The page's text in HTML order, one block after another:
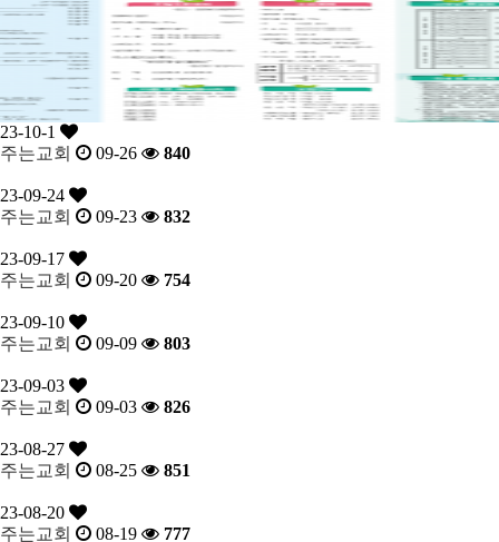
23-10-1
주는교회
09-26 840
23-09-24
주는교회
09-23 832
23-09-17
주는교회
09-20 754
23-09-10
주는교회
09-09 803
23-09-03
주는교회
09-03 826
23-08-27
주는교회
08-25 851
23-08-20
주는교회
08-19 777